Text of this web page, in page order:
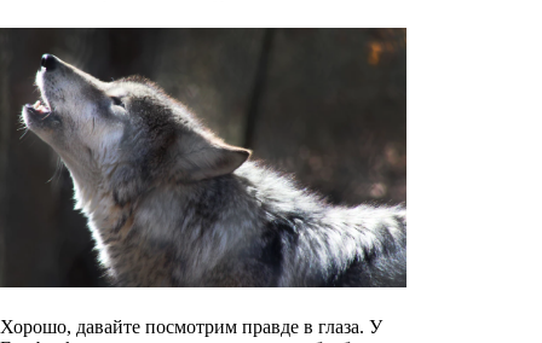
Хорошо, давайте посмотрим правде в глаза. У